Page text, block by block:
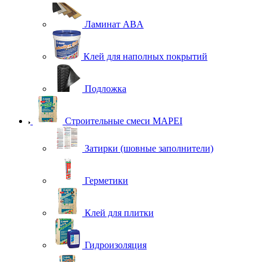
Ламинат ABA
Клей для наполных покрытий
Подложка
Строительные смеси MAPEI
Затирки (шовные заполнители)
Герметики
Клей для плитки
Гидроизоляция